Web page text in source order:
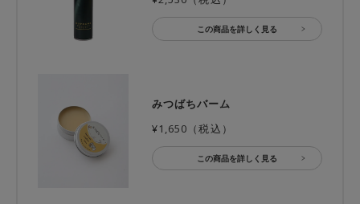
この商品を詳しく見る
みつばちバーム
¥1,650（税込）
この商品を詳しく見る